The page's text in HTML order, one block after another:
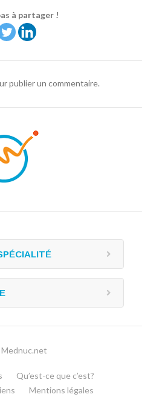
à partager !
publier un commentaire.
Qu’est-ce que c’est?
Mentions légales